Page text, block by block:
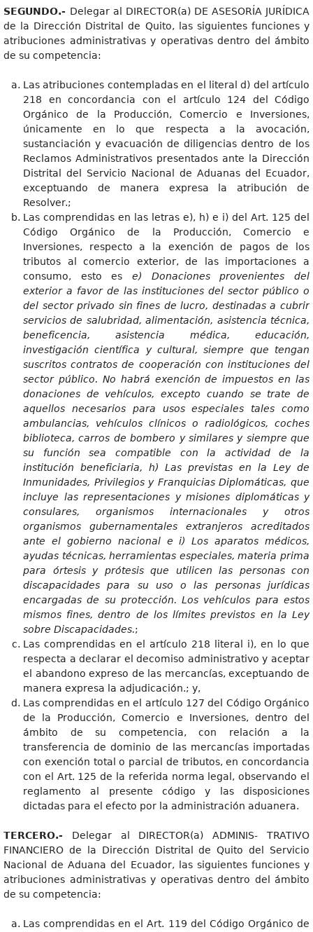
SEGUNDO.- Delegar al DIRECTOR(a) DE ASESORÍA JURÍDICA
de la Dirección Distrital de Quito, las siguientes funciones y
atribuciones administrativas y operativas dentro del ámbito
de su competencia:
Las atribuciones contempladas en el literal d) del artículo
218 en concordancia con el artículo 124 del Código
Orgánico de la Producción, Comercio e Inversiones,
únicamente en lo que respecta a la avocación,
sustanciación y evacuación de diligencias dentro de los
Reclamos Administrativos presentados ante la Dirección
Distrital del Servicio Nacional de Aduanas del Ecuador,
exceptuando de manera expresa la atribución de
Resolver.;
Las comprendidas en las letras e), h) e i) del Art. 125 del
Código Orgánico de la Producción, Comercio e
Inversiones, respecto a la exención de pagos de los
tributos al comercio exterior, de las importaciones a
consumo, esto es e) Donaciones provenientes del
exterior a favor de las instituciones del sector público o
del sector privado sin fines de lucro, destinadas a cubrir
servicios de salubridad, alimentación, asistencia técnica,
beneficencia, asistencia médica, educación,
investigación científica y cultural, siempre que tengan
suscritos contratos de cooperación con instituciones del
sector público. No habrá exención de impuestos en las
donaciones de vehículos, excepto cuando se trate de
aquellos necesarios para usos especiales tales como
ambulancias, vehículos clínicos o radiológicos, coches
biblioteca, carros de bombero y similares y siempre que
su función sea compatible con la actividad de la
institución beneficiaria, h) Las previstas en la Ley de
Inmunidades, Privilegios y Franquicias Diplomáticas, que
incluye las representaciones y misiones diplomáticas y
consulares, organismos internacionales y otros
organismos gubernamentales extranjeros acreditados
ante el gobierno nacional e i) Los aparatos médicos,
ayudas técnicas, herramientas especiales, materia prima
para órtesis y prótesis que utilicen las personas con
discapacidades para su uso o las personas jurídicas
encargadas de su protección. Los vehículos para estos
mismos fines, dentro de los límites previstos en la Ley
sobre Discapacidades.;
Las comprendidas en el artículo 218 literal i), en lo que
respecta a declarar el decomiso administrativo y aceptar
el abandono expreso de las mercancías, exceptuando de
manera expresa la adjudicación.; y,
Las comprendidas en el artículo 127 del Código Orgánico
de la Producción, Comercio e Inversiones, dentro del
ámbito de su competencia, con relación a la
transferencia de dominio de las mercancías importadas
con exención total o parcial de tributos, en concordancia
con el Art. 125 de la referida norma legal, observando el
reglamento al presente código y las disposiciones
dictadas para el efecto por la administración aduanera.
TERCERO.- Delegar al DIRECTOR(a) ADMINIS- TRATIVO
FINANCIERO de la Dirección Distrital de Quito del Servicio
Nacional de Aduana del Ecuador, las siguientes funciones y
atribuciones administrativas y operativas dentro del ámbito
de su competencia:
Las comprendidas en el Art. 119 del Código Orgánico de